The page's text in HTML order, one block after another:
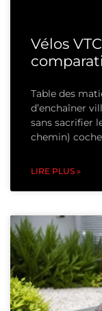
Vélos
Table des
d’enchaîner
sans sacrifier
chemin) coche
LIRE PLUS »